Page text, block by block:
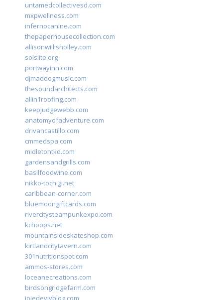
untamedcollectivesd.com
mxpwellness.com
infernocanine.com
thepaperhousecollection.com
allisonwillisholley.com
solslite.org
portwayinn.com
djmaddogmusic.com
thesoundarchitects.com
allin1roofing.com
keepjudgewebb.com
anatomyofadventure.com
drivancastillo.com
cmmedspa.com
midletontkd.com
gardensandgrills.com
basilfoodwine.com
nikko-tochigi.net
caribbean-corner.com
bluemoongiftcards.com
rivercitysteampunkexpo.com
kchoops.net
mountainsideskateshop.com
kirtlandcitytavern.com
301nutritionspot.com
ammos-stores.com
loceanecreations.com
birdsongridgefarm.com
joiedevivblog.com